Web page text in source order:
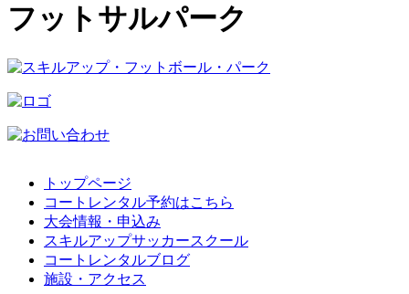
フットサルパーク
トップページ
コートレンタル予約はこちら
大会情報・申込み
スキルアップサッカースクール
コートレンタルブログ
施設・アクセス